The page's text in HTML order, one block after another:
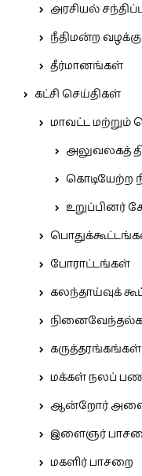
அரசியல்
நீதிமன்ற
தீர்மானங்கள்
கட்சி செய்திகள்
மாவட்ட மற்றும்
அலுவலகத்
கொடியேற்ற
உறுப்பினர்
போராட்டங்கள்
கலந்தாய்வுக்
கருத்தரங்கங்கள்
மக்கள் நலப்
ஆன்றோர்
இளைஞர்
மகளிர் பாசறை